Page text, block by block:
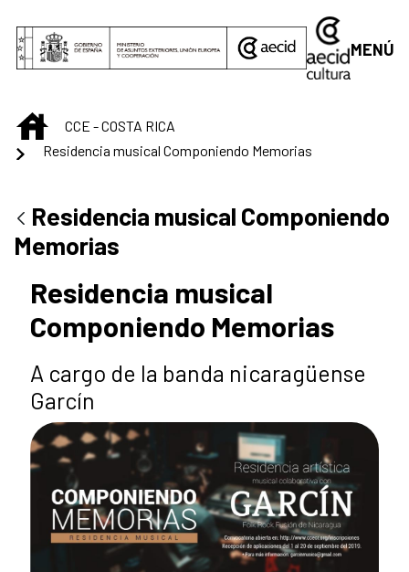
MENÚ
INICIO
CCE - COSTA RICA
Residencia musical Componiendo Memorias
Residencia musical Componiendo
Memorias
Residencia musical
Componiendo Memorias
A cargo de la banda nicaragüense
Garcín